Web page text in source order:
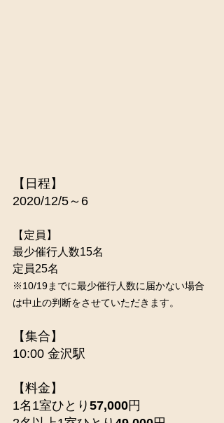
【日程】
2020/12/5～6
【定員】
最少催行人数15名
定員25名
※10/19までに最少催行人数に届かない場合
は中止の判断をさせていただきます。
【集合】
10:00 金沢駅
【料金】
1名1室ひとり 57,000円